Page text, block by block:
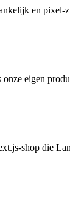
en pixel-
eigen
shop die